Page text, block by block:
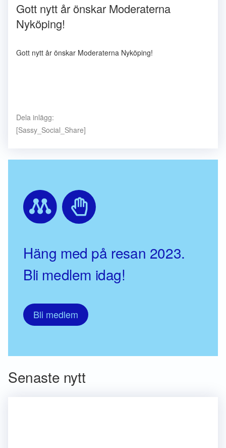
Gott nytt år önskar Moderaterna
Nyköping!
Gott nytt år önskar Moderaterna Nyköping!
Dela inlägg:
[Sassy_Social_Share]
Häng med på resan 2023.
Bli medlem idag!
Bli medlem
Senaste nytt